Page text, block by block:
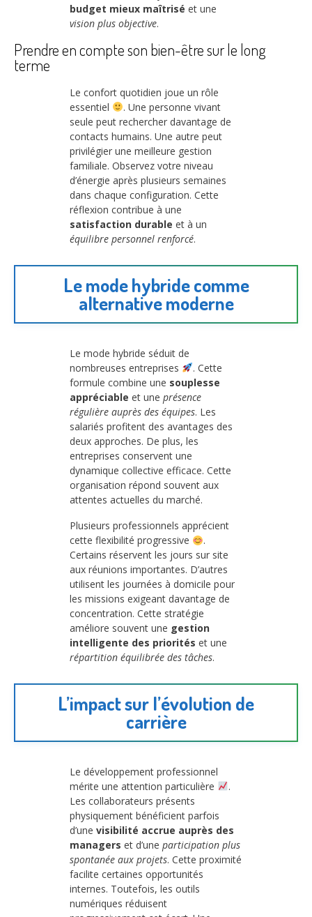
budget mieux maîtrisé et une
vision plus objective.
Prendre en compte son bien-être sur le long
terme
Le confort quotidien joue un rôle
essentiel
. Une personne vivant
seule peut rechercher davantage de
contacts humains. Une autre peut
privilégier une meilleure gestion
familiale. Observez votre niveau
d’énergie après plusieurs semaines
dans chaque configuration. Cette
réflexion contribue à une
satisfaction durable et à un
équilibre personnel renforcé.
Le mode hybride comme
alternative moderne
Le mode hybride séduit de
nombreuses entreprises
. Cette
formule combine une souplesse
appréciable et une présence
régulière auprès des équipes. Les
salariés profitent des avantages des
deux approches. De plus, les
entreprises conservent une
dynamique collective efficace. Cette
organisation répond souvent aux
attentes actuelles du marché.
Plusieurs professionnels apprécient
cette flexibilité progressive
.
Certains réservent les jours sur site
aux réunions importantes. D’autres
utilisent les journées à domicile pour
les missions exigeant davantage de
concentration. Cette stratégie
améliore souvent une gestion
intelligente des priorités et une
répartition équilibrée des tâches.
L’impact sur l’évolution de
carrière
Le développement professionnel
mérite une attention particulière
.
Les collaborateurs présents
physiquement bénéficient parfois
d’une visibilité accrue auprès des
managers et d’une participation plus
spontanée aux projets. Cette proximité
facilite certaines opportunités
internes. Toutefois, les outils
numériques réduisent